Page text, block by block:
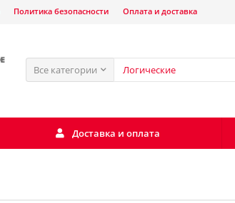
Политика безопасности Оплата и доставка
Все категории
Доставка и оплата